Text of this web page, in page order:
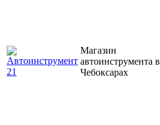
Магазин
автоинструмента в
Чебоксарах